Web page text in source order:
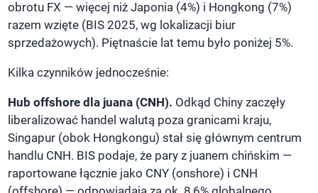
obrotu FX — więcej niż Japonia (4%) i Hongkong (7%)
razem wzięte (BIS 2025, wg lokalizacji biur
sprzedażowych). Piętnaście lat temu było poniżej 5%.
Kilka czynników jednocześnie:
Hub offshore dla juana (CNH). Odkąd Chiny zaczęły
liberalizować handel walutą poza granicami kraju,
Singapur (obok Hongkongu) stał się głównym centrum
handlu CNH. BIS podaje, że pary z juanem chińskim —
raportowane łącznie jako CNY (onshore) i CNH